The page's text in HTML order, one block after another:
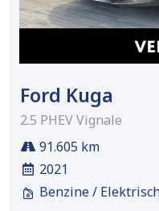
Ford Kuga
2.5 PHEV Vignale
91.605 km
2021
Benzine /